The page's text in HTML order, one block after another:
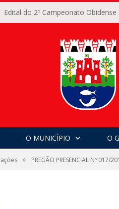
Edital do 2º Campeonato
O MUNICÍPIO O
» PREGÃO PRESENCIAL Nº 017/